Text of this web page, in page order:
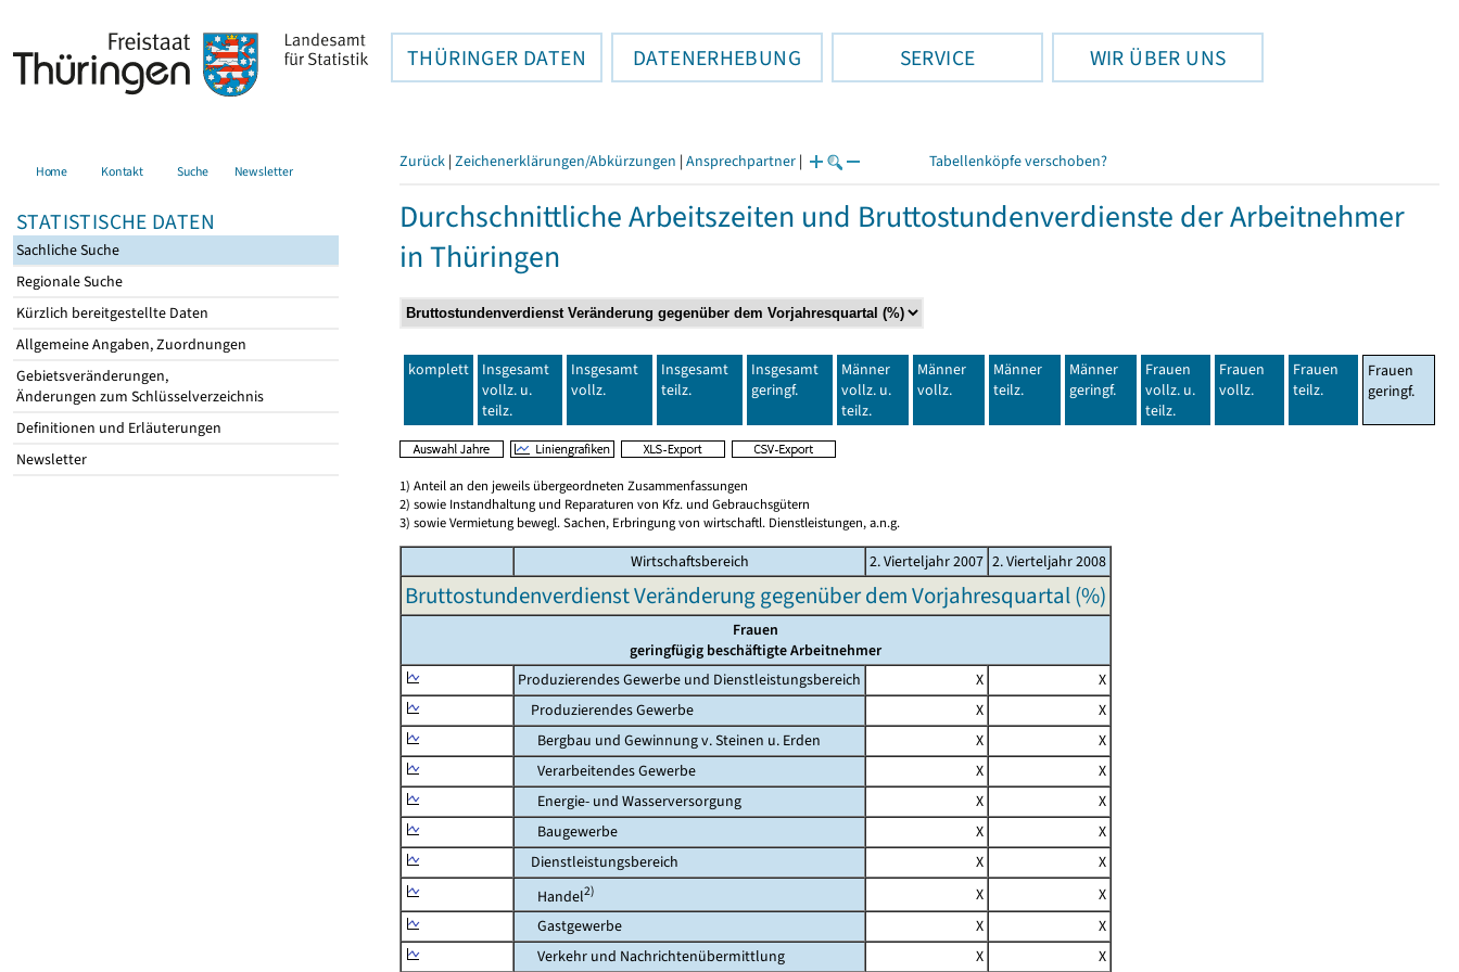
THÜRINGER DATEN DATENERHEBUNG SERVICE WIR ÜBER UNS
Home Kontakt Suche Newsletter
STATISTISCHE DATEN
Sachliche Suche
Regionale Suche
Kürzlich bereitgestellte Daten
Allgemeine Angaben, Zuordnungen
Gebietsveränderungen,
Änderungen zum Schlüsselverzeichnis
Definitionen und Erläuterungen
Newsletter
Zurück | Zeichenerklärungen/Abkürzungen | Ansprechpartner | Tabellenköpfe verschoben?
Durchschnittliche Arbeitszeiten und Bruttostundenverdienste der Arbeitnehmer
in Thüringen
komplett
Insgesamt
vollz. u.
teilz.
Insgesamt
vollz.
Insgesamt
teilz.
Insgesamt
geringf.
Männer
vollz. u.
teilz.
Männer
vollz.
Männer
teilz.
Männer
geringf.
Frauen
vollz. u.
teilz.
Frauen
vollz.
Frauen
teilz.
Frauen
geringf.
1) Anteil an den jeweils übergeordneten Zusammenfassungen
2) sowie Instandhaltung und Reparaturen von Kfz. und Gebrauchsgütern
3) sowie Vermietung bewegl. Sachen, Erbringung von wirtschaftl. Dienstleistungen, a.n.g.
Wirtschaftsbereich 2. Vierteljahr 2007 2. Vierteljahr 2008
Bruttostundenverdienst Veränderung gegenüber dem Vorjahresquartal (%)
Frauen
geringfügig beschäftigte Arbeitnehmer
Produzierendes Gewerbe und Dienstleistungsbereich
X
X
Produzierendes Gewerbe
X
X
Bergbau und Gewinnung v. Steinen u. Erden
X
X
Verarbeitendes Gewerbe
X
X
Energie- und Wasserversorgung
X
X
Baugewerbe
X
X
Dienstleistungsbereich
X
X
Handel2) X
X
Gastgewerbe
X
X
Verkehr und Nachrichtenübermittlung
X
X